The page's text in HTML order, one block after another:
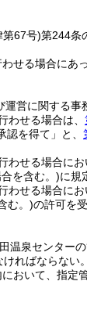
第67号)第244条
せる場合にあ
営に関する
わせる場合は、
を得て」と、
せる場合に
を含む。)に規
せる場合に
む。)の許可を
温泉センター
ればならない。
おいて、指定